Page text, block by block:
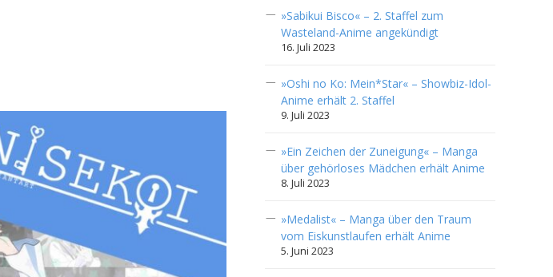
»Sabikui Bisco« – 2. Staffel zum
Wasteland-Anime angekündigt
16. Juli 2023
»Oshi no Ko: Mein*Star« – Showbiz-Idol-
Anime erhält 2. Staffel
9. Juli 2023
»Ein Zeichen der Zuneigung« – Manga
über gehörloses Mädchen erhält Anime
8. Juli 2023
»Medalist« – Manga über den Traum
vom Eiskunstlaufen erhält Anime
5. Juni 2023